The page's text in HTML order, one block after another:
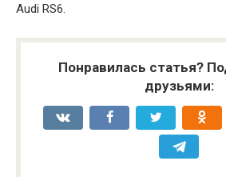
Audi RS6.
Понравилась статья?
друзьями: